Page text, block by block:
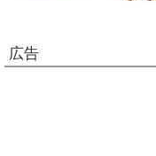
広告